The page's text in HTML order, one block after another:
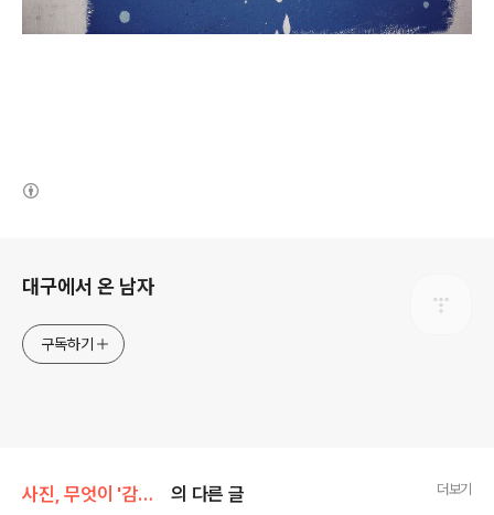
대구에서 온 남자
구독하기
사진, 무엇이 '감히' 표현되는가 의 다른 글 더보기